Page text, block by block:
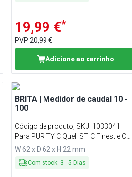
19,99 €*
PVP20,99 €
Adicione ao carrinho
BRITA | Medidor de caudal 10 -
100
Código de produto, SKU: 1033041
Para PURITY C Quell ST, C Finest e C
Steam
W 62 x D 62 x H 22 mm
Com stock: 3 -5 Dias